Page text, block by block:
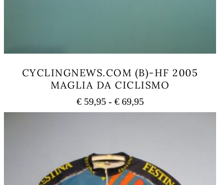
CYCLINGNEWS.COM (B)-HF 2005
MAGLIA DA CICLISMO
€59,95 - €69,95Fascia
di
a
€ 69,95
varianti.
Le
opzioni
possono